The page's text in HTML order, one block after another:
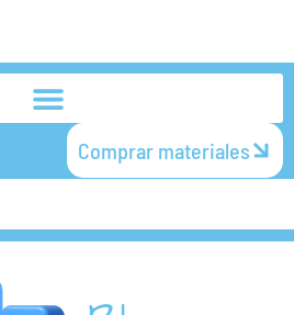
Comprar materiales